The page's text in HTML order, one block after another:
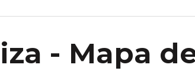
- Mapa